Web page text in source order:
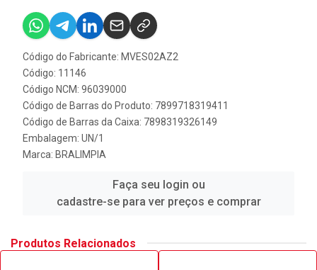
Código do Fabricante: MVES02AZ2
Código: 11146
Código NCM: 96039000
Código de Barras do Produto: 7899718319411
Código de Barras da Caixa: 7898319326149
Embalagem: UN/1
Marca: BRALIMPIA
Faça seu login ou
cadastre-se para ver preços e comprar
Produtos Relacionados